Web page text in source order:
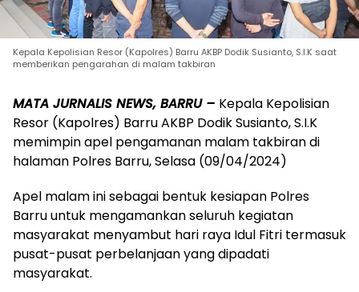
Kepala Kepolisian Resor (Kapolres) Barru AKBP Dodik Susianto, S.I.K saat
memberikan pengarahan di malam takbiran
MATA JURNALIS NEWS, BARRU – Kepala Kepolisian
Resor (Kapolres) Barru AKBP Dodik Susianto, S.I.K
memimpin apel pengamanan malam takbiran di
halaman Polres Barru, Selasa (09/04/2024)
Apel malam ini sebagai bentuk kesiapan Polres
Barru untuk mengamankan seluruh kegiatan
masyarakat menyambut hari raya Idul Fitri termasuk
pusat-pusat perbelanjaan yang dipadati
masyarakat.